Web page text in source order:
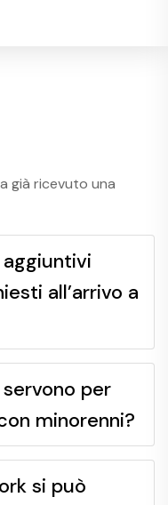
già ricevuto una
all’arrivo a
per
minorenni?
si può